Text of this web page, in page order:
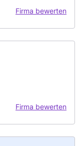
Firma bewerten
Firma bewerten